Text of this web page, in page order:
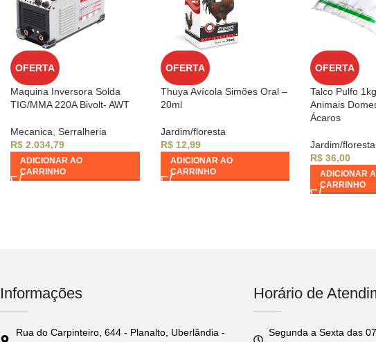
OFERTA
Maquina Inversora Solda
TIG/MMA 220A Bivolt- AWT
Mecanica Serralheria
R$ 2.034,79
ADICIONAR AO
CARRINHO
OFERTA
Thuya Avícola Simões Oral –
20ml
Jardim/floresta
R$12,99
ADICIONAR AO
CARRINHO
OFERTA
Talco Pulfo
Animais
Ácaros
Jardim/floresta
R$ 36,00
ADICIONAR
CARRINHO
Informações
Rua do Carpinteiro, 644 - Planalto, Uberlândia -
Horário de
Segunda a Sexta das